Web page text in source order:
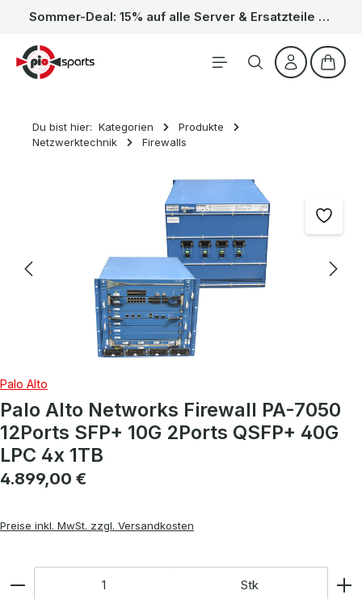
Zum Hauptinhalt springen Sommer-Deal: 15% auf alle Server & Ersatzteile – Kein Code nötig, der Rabatt wird automatisch im Warenkorb abgezogen. Gültig vom 01.06. bis 31.08.
Du bist hier: Kategorien
Produkte
Netzwerktechnik
Firewalls
Palo Alto
Palo Alto Networks Firewall PA-7050
12Ports SFP+ 10G 2Ports QSFP+ 40G
LPC 4x 1TB
Regulärer Preis:
4.899,00 €
Preise inkl. MwSt. zzgl. Versandkosten
Stk